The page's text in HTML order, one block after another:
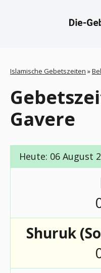
Islamische Gebetszeiten »
Gavere
Heute: 06 August
Shuruk